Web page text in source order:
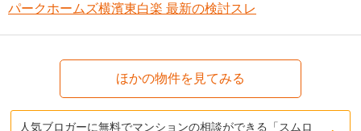
パークホームズ横濱東白楽 最新の検討スレ
ほかの物件を見てみる
人気ブロガーに無料でマンションの相談ができる「スムロ